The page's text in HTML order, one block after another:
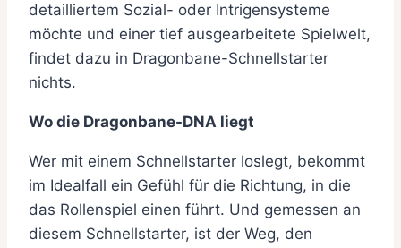
detailliertem Sozial- oder Intrigensysteme
möchte und einer tief ausgearbeitete Spielwelt,
findet dazu in Dragonbane-Schnellstarter
nichts.
Wo die Dragonbane-DNA liegt
Wer mit einem Schnellstarter loslegt, bekommt
im Idealfall ein Gefühl für die Richtung, in die
das Rollenspiel einen führt. Und gemessen an
diesem Schnellstarter, ist der Weg, den